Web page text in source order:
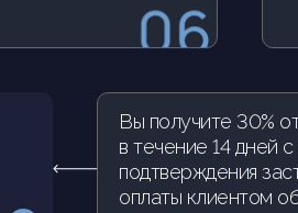
Вы получите 30%
в течение 14 дней
подтверждения
оплаты клиентом